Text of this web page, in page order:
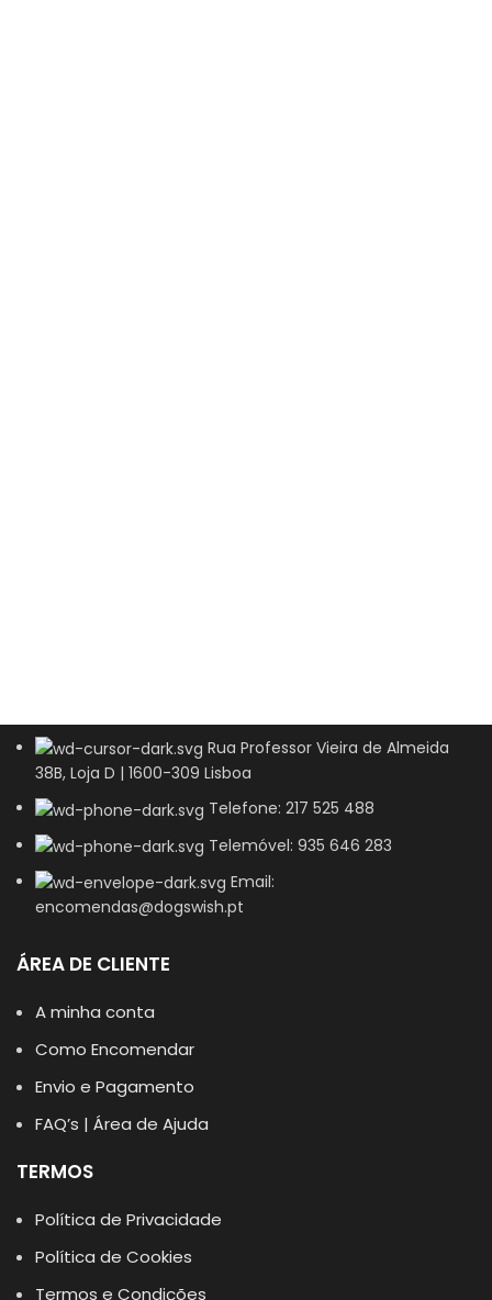
Rua Professor Vieira de Almeida
38B, Loja D | 1600-309 Lisboa
Telefone: 217 525 488
Telemóvel: 935 646 283
Email:
encomendas@dogswish.pt
ÁREA DE CLIENTE
A minha conta
Como Encomendar
Envio e Pagamento
FAQ’s | Área de Ajuda
TERMOS
Política de Privacidade
Política de Cookies
Termos e Condições